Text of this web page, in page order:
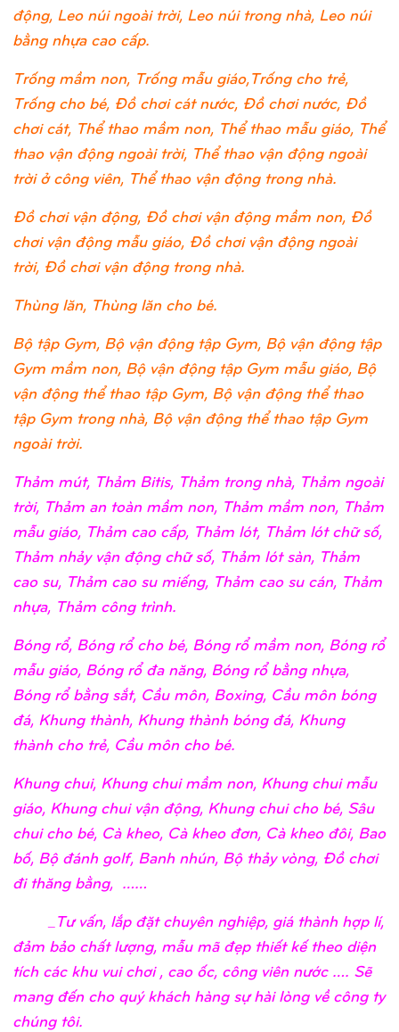
động, Leo núi ngoài trời, Leo núi trong nhà, Leo núi
bằng nhựa cao cấp.
Trống mầm non, Trống mẫu giáo,Trống cho trẻ,
Trống cho bé, Đồ chơi cát nước, Đồ chơi nước, Đồ
chơi cát, Thể thao mầm non, Thể thao mẫu giáo, Thể
thao vận động ngoài trời, Thể thao vận động ngoài
trời ở công viên, Thể thao vận động trong nhà.
Đồ chơi vận động, Đồ chơi vận động mầm non, Đồ
chơi vận động mẫu giáo, Đồ chơi vận động ngoài
trời, Đồ chơi vận động trong nhà.
Thùng lăn, Thùng lăn cho bé.
Bộ tập Gym, Bộ vận động tập Gym, Bộ vận động tập
Gym mầm non, Bộ vận động tập Gym mẫu giáo, Bộ
vận động thể thao tập Gym, Bộ vận động thể thao
tập Gym trong nhà, Bộ vận động thể thao tập Gym
ngoài trời.
Thảm mút, Thảm Bitis, Thảm trong nhà, Thảm ngoài
trời, Thảm an toàn mầm non, Thảm mầm non, Thảm
mẫu giáo, Thảm cao cấp, Thảm lót, Thảm lót chữ số,
Thảm nhảy vận động chữ số, Thảm lót sàn, Thảm
cao su, Thảm cao su miếng, Thảm cao su cán, Thảm
nhựa, Thảm công trình.
Bóng rổ, Bóng rổ cho bé, Bóng rổ mầm non, Bóng rổ
mẫu giáo, Bóng rổ đa năng, Bóng rổ bằng nhựa,
Bóng rổ bằng sắt, Cầu môn, Boxing, Cầu môn bóng
đá, Khung thành, Khung thành bóng đá, Khung
thành cho trẻ, Cầu môn cho bé.
Khung chui, Khung chui mầm non, Khung chui mẫu
giáo, Khung chui vận động, Khung chui cho bé, Sâu
chui cho bé, Cà kheo, Cà kheo đơn, Cà kheo đôi, Bao
bố, Bộ đánh golf, Banh nhún, Bộ thảy vòng, Đồ chơi
đi thăng bằng, ……
_Tư vấn, lắp đặt chuyên nghiệp, giá thành hợp lí,
đảm bảo chất lượng, mẫu mã đẹp thiết kế theo diện
tích các khu vui chơi , cao ốc, công viên nước …. Sẽ
mang đến cho quý khách hàng sự hài lòng về công ty
chúng tôi.